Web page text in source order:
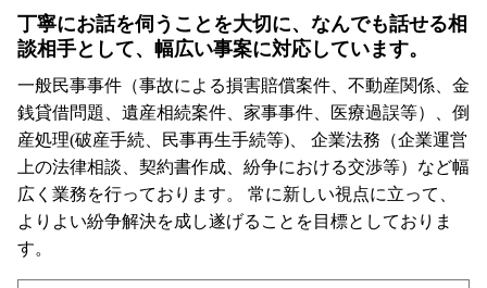
丁寧にお話を伺うことを大切に、なんでも話せる相
談相手として、幅広い事案に対応しています。
一般民事事件（事故による損害賠償案件、不動産関係、金
銭貸借問題、遺産相続案件、家事事件、医療過誤等）、倒
産処理(破産手続、民事再生手続等)、 企業法務（企業運営
上の法律相談、契約書作成、紛争における交渉等）など幅
広く業務を行っております。 常に新しい視点に立って、
よりよい紛争解決を成し遂げることを目標としておりま
す。